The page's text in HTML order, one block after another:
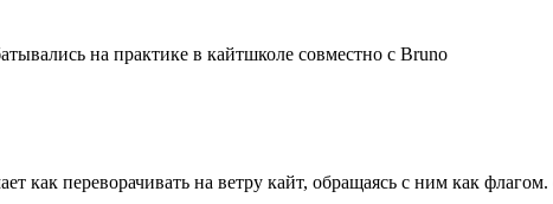
на практике в кайтшколе совместно с Bruno
как переворачивать на ветру кайт, обращаясь с ним как